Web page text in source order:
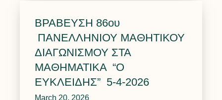
ΒΡΑΒΕΥΣΗ 86ου
ΠΑΝΕΛΛΗΝΙΟΥ ΜΑΘΗΤΙΚΟΥ
ΔΙΑΓΩΝΙΣΜΟΥ ΣΤΑ
ΜΑΘΗΜΑΤΙΚΑ “Ο
ΕΥΚΛΕΙΔΗΣ” 5-4-2026
March 20, 2026